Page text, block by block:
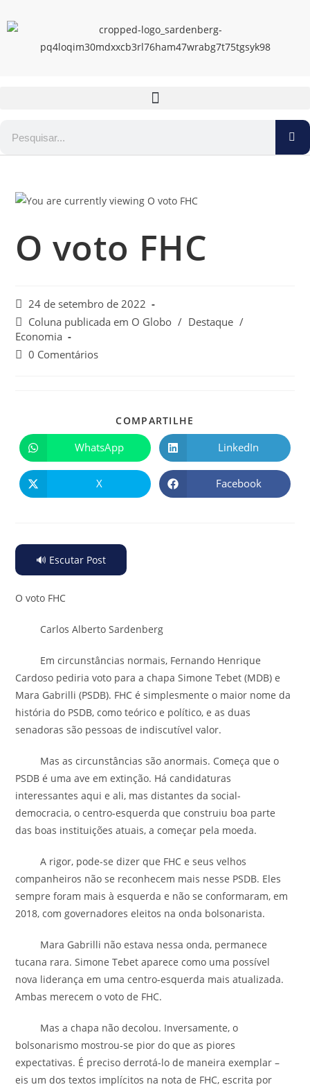
O voto FHC
24 de setembro de 2022
Coluna publicada em O Globo / Destaque /
Economia
0 Comentários
COMPARTILHE
WhatsApp LinkedIn
X Facebook
🔊 Escutar Post
O voto FHC
Carlos Alberto Sardenberg
Em circunstâncias normais, Fernando Henrique
Cardoso pediria voto para a chapa Simone Tebet (MDB) e
Mara Gabrilli (PSDB). FHC é simplesmente o maior nome da
história do PSDB, como teórico e político, e as duas
senadoras são pessoas de indiscutível valor.
Mas as circunstâncias são anormais. Começa que o
PSDB é uma ave em extinção. Há candidaturas
interessantes aqui e ali, mas distantes da social-
democracia, o centro-esquerda que construiu boa parte
das boas instituições atuais, a começar pela moeda.
A rigor, pode-se dizer que FHC e seus velhos
companheiros não se reconhecem mais nesse PSDB. Eles
sempre foram mais à esquerda e não se conformaram, em
2018, com governadores eleitos na onda bolsonarista.
Mara Gabrilli não estava nessa onda, permanece
tucana rara. Simone Tebet aparece como uma possível
nova liderança em uma centro-esquerda mais atualizada.
Ambas merecem o voto de FHC.
Mas a chapa não decolou. Inversamente, o
bolsonarismo mostrou-se pior do que as piores
expectativas. É preciso derrotá-lo de maneira exemplar –
eis um dos textos implícitos na nota de FHC, escrita por